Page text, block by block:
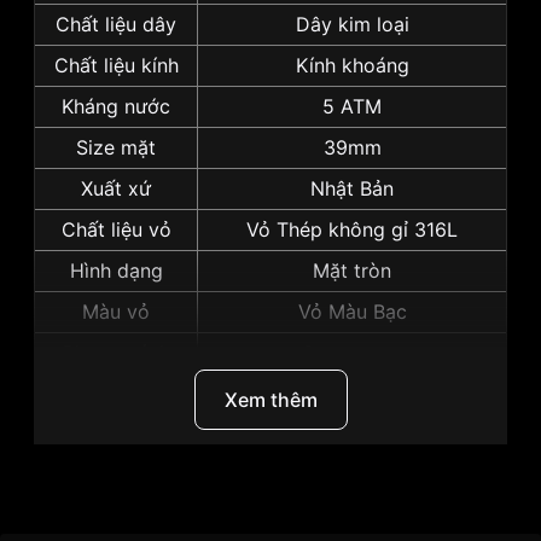
Chất liệu dây
Dây kim loại
Chất liệu kính
Kính khoáng
Kháng nước
5 ATM
Size mặt
39mm
Xuất xứ
Nhật Bản
Chất liệu vỏ
Vỏ Thép không gỉ 316L
Hình dạng
Mặt tròn
Màu vỏ
Vỏ Màu Bạc
Dạ quang, Lịch ngày, Giờ, Phút,
Giây
Xem thêm